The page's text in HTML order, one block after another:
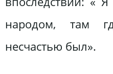
народом, там
несчастью был».